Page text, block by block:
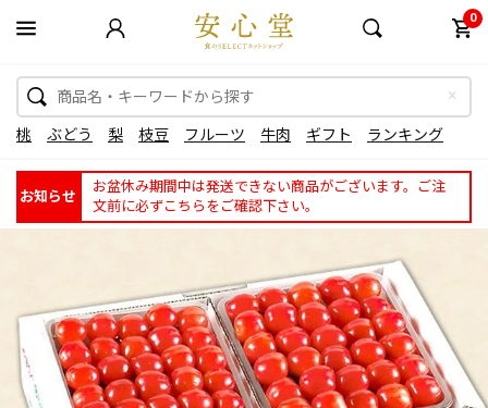
0
桃 ぶどう 梨 枝豆 フルーツ 牛肉 ギフト ランキング
お知らせ
お盆休み期間中は発送できない商品がございます。ご注
文前に必ずこちらをご確認下さい。